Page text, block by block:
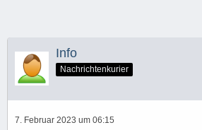
Info
Nachrichtenkurier
7. Februar 2023 um 06:15